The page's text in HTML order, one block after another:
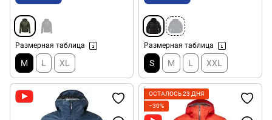
Размерная таблица
M L XL
Размерная таблица
S M L XXL
ОСТАЛОСЬ 23 ДНЯ
−30%